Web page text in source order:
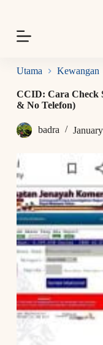
p
o
n
Utama Kewangan
CCID: Cara Check
& No Telefon)
badra